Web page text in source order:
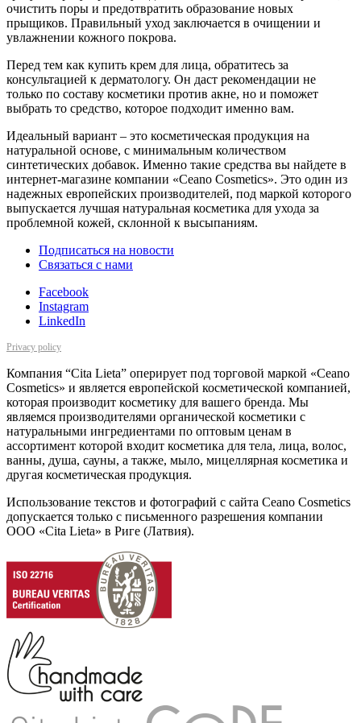
очистить поры и предотвратить образование новых
прыщиков. Правильный уход заключается в очищении и
увлажнении кожного покрова.
Перед тем как купить крем для лица, обратитесь за
консультацией к дерматологу. Он даст рекомендации не
только по составу косметики против акне, но и поможет
выбрать то средство, которое подходит именно вам.
Идеальный вариант – это косметическая продукция на
натуральной основе, с минимальным количеством
синтетических добавок. Именно такие средства вы найдете в
интернет-магазине компании «Ceano Cosmetics». Это один из
надежных европейских производителей, под маркой которого
выпускается лучшая натуральная косметика для ухода за
проблемной кожей, склонной к высыпаниям.
Подписаться на новости
Cвязаться с нами
Facebook
Instagram
LinkedIn
Privacy policy
Компания “Cita Lieta” оперирует под торговой маркой «Ceano
Cosmetics» и является европейской косметической компанией,
которая производит косметику для вашего бренда. Мы
являемся производителями органической косметики с
натуральными ингредиентами по оптовым ценам в
ассортимент которой входит косметика для тела, лица, волос,
ванны, душа, сауны, а также, мыло, мицеллярная косметика и
другая косметическая продукция.
Использование текстов и фотографий с сайта Ceano Cosmetics
допускается только с письменного разрешения компании
ООО «Cita Lieta» в Риге (Латвия).